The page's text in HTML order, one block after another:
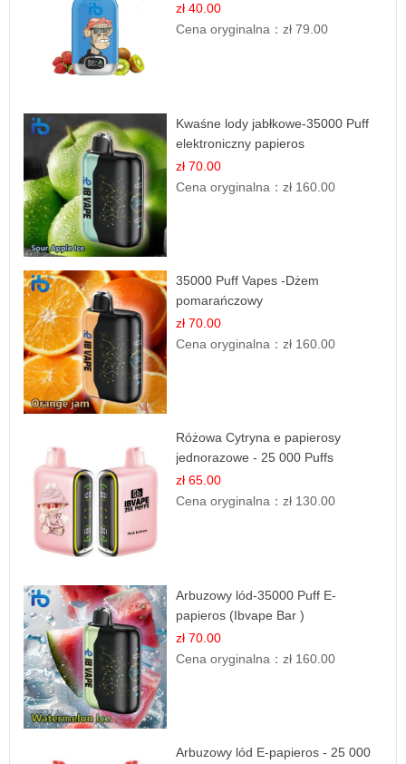
zł 40.00
Cena oryginalna：zł 79.00
Kwaśne lody jabłkowe-35000 Puff
elektroniczny papieros
zł 70.00
Cena oryginalna：zł 160.00
35000 Puff Vapes -Dżem
pomarańczowy
zł 70.00
Cena oryginalna：zł 160.00
Różowa Cytryna e papierosy
jednorazowe - 25 000 Puffs
zł 65.00
Cena oryginalna：zł 130.00
Arbuzowy lód-35000 Puff E-
papieros (Ibvape Bar )
zł 70.00
Cena oryginalna：zł 160.00
Arbuzowy lód E-papieros - 25 000